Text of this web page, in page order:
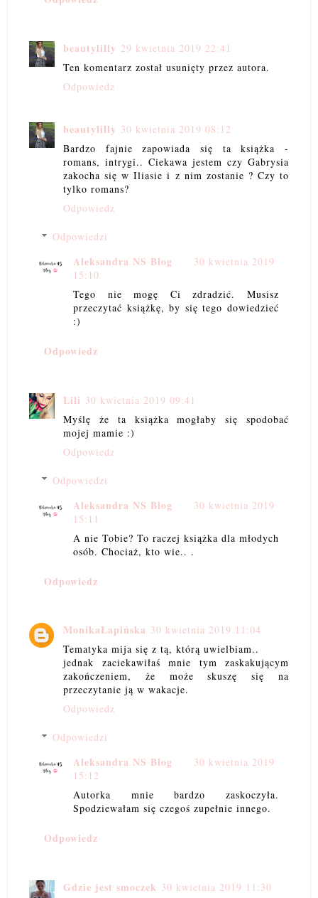
beautylilly 29 kwietnia 2019 22:41
Ten komentarz został usunięty przez autora.
Odpowiedz
beautylilly 30 kwietnia 2019 08:12
Bardzo fajnie zapowiada się ta książka -
romans, intrygi.. Ciekawa jestem czy Gabrysia
zakocha się w Iliasie i z nim zostanie ? Czy to
tylko romans?
Odpowiedz
Odpowiedzi
Aleksandra NS Blog
30 kwietnia 2019
15:10
Tego nie mogę Ci zdradzić. Musisz
przeczytać książkę, by się tego dowiedzieć
:)
Odpowiedz
Lili 30 kwietnia 2019 09:41
Myślę że ta książka mogłaby się spodobać
mojej mamie :)
Odpowiedz
Odpowiedzi
Aleksandra NS Blog
30 kwietnia 2019
15:11
A nie Tobie? To raczej książka dla młodych
osób. Chociaż, kto wie.. .
Odpowiedz
MonikaŁapińska 30 kwietnia 2019 11:04
Tematyka mija się z tą, którą uwielbiam..
jednak zaciekawiłaś mnie tym zaskakującym
zakończeniem, że może skuszę się na
przeczytanie ją w wakacje.
Odpowiedz
Odpowiedzi
Aleksandra NS Blog
30 kwietnia 2019
15:12
Autorka mnie bardzo zaskoczyła.
Spodziewałam się czegoś zupełnie innego.
Odpowiedz
Gdzie jest smoczek 30 kwietnia 2019 11:30